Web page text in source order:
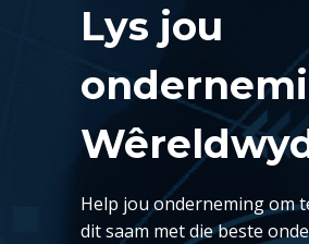
Lys jou
Help jou onderneming om
dit saam met die beste